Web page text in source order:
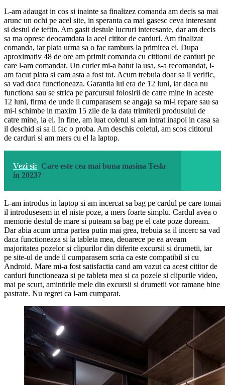
L-am adaugat in cos si inainte sa finalizez comanda am decis sa mai
arunc un ochi pe acel site, in speranta ca mai gasesc ceva interesant
si destul de ieftin. Am gasit destule lucruri interesante, dar am decis
sa ma opresc deocamdata la acel cititor de carduri. Am finalizat
comanda, iar plata urma sa o fac ramburs la primirea ei. Dupa
aproximativ 48 de ore am primit comanda cu cititorul de carduri pe
care l-am comandat. Un curier mi-a batut la usa, s-a recomandat, i-
am facut plata si cam asta a fost tot. Acum trebuia doar sa il verific,
sa vad daca functioneaza. Garantia lui era de 12 luni, iar daca nu
functiona sau se strica pe parcursul folosirii de catre mine in aceste
12 luni, firma de unde il cumparasem se angaja sa mi-l repare sau sa
mi-l schimbe in maxim 15 zile de la data trimiterii produsului de
catre mine, la ei. In fine, am luat coletul si am intrat inapoi in casa sa
il deschid si sa ii fac o proba. Am deschis coletul, am scos cititorul
de carduri si am mers cu el la laptop.
Vezi si: Care este cea mai buna masina Tesla
in 2023?
L-am introdus in laptop si am incercat sa bag pe cardul pe care tomai
il introdusesem in el niste poze, a mers foarte simplu. Cardul avea o
memorie destul de mare si puteam sa bag pe el cate poze doream.
Dar abia acum urma partea putin mai grea, trebuia sa il incerc sa vad
daca functioneaza si la tableta mea, deoarece pe ea aveam
majoritatea pozelor si clipurilor din diferite excursii si drumetii, iar
pe site-ul de unde il cumparasem scria ca este compatibil si cu
Android. Mare mi-a fost satisfactia cand am vazut ca acest cititor de
carduri functioneaza si pe tableta mea si ca pozele si clipurile video,
mai pe scurt, amintirile mele din excursii si drumetii vor ramane bine
pastrate. Nu regret ca l-am cumparat.